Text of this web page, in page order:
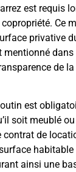
est requis
Ce
privative
dans
de
est
soit meublé
contrat de
habitable
ainsi une